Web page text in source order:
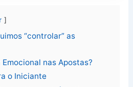
“controlar” as
nas Apostas?
o Iniciante